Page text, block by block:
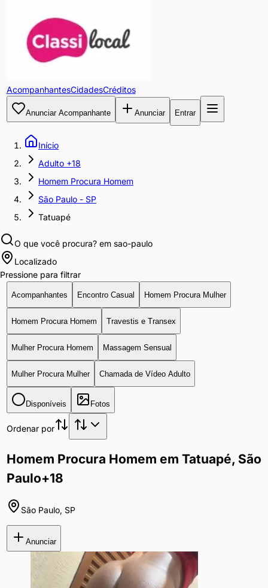
AcompanhantesCidadesCréditos
Anunciar Acompanhante Anunciar Entrar
Início
Adulto +18
Homem Procura Homem
São Paulo - SP
Tatuapé
O que você procura? em sao-paulo
Localizado
Pressione para filtrar
Acompanhantes Encontro Casual Homem Procura Mulher
Homem Procura Homem Travestis e Transex
Mulher Procura Homem Massagem Sensual
Mulher Procura Mulher Chamada de Vídeo Adulto
Disponíveis Fotos
Ordenar por
Homem Procura Homem em Tatuapé, São
Paulo+18
São Paulo, SP
Anunciar